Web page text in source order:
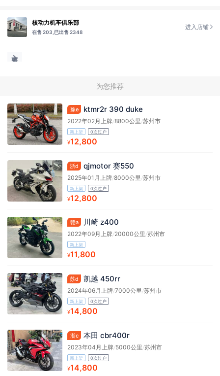
核动力机车俱乐部
在售 203, 已出售 2348
进入店铺
为您推荐
豫e ktmr2r 390 duke
2022年02月上牌/8800公里 /苏州市
新上架 0次过户
¥12,800
浙d qjmotor 赛550
2025年01月上牌/8000公里 /苏州市
新上架 0次过户
¥12,800
赣a 川崎 z400
2022年09月上牌/20000公里/苏州市
新上架
¥11,800
苏d 凯越 450rr
2024年06月上牌/7000公里/苏州市
新上架 0次过户
¥14,800
浙c 本田 cbr400r
2023年04月上牌/5000公里/苏州市
新上架 0次过户
¥14,800